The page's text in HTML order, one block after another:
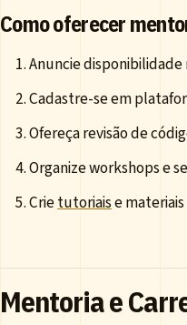
Como oferecer
Anuncie disponibilidade
Cadastre-se em
Ofereça revisão de
Organize workshops e
Crietutoriaise
Mentoria e